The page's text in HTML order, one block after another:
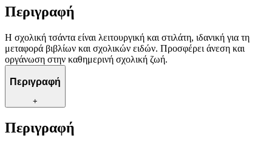
Περιγραφή
Η σχολική τσάντα είναι λειτουργική και στιλάτη, ιδανική για τη
μεταφορά βιβλίων και σχολικών ειδών. Προσφέρει άνεση και
οργάνωση στην καθημερινή σχολική ζωή.
Περιγραφή
+
Περιγραφή